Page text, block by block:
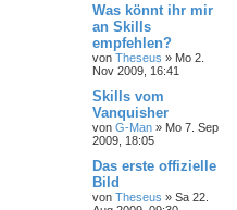
Was könnt ihr mir
an Skills
empfehlen?
von Theseus » Mo 2.
Nov 2009, 16:41
Skills vom
Vanquisher
von G-Man » Mo 7. Sep
2009, 18:05
Das erste offizielle
Bild
von Theseus » Sa 22.